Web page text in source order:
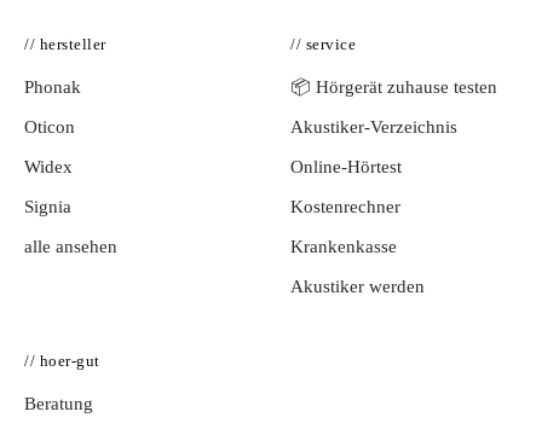
// hersteller
Phonak
Oticon
Widex
Signia
alle ansehen
// service
📦 Hörgerät zuhause testen
Akustiker-Verzeichnis
Online-Hörtest
Kostenrechner
Krankenkasse
Akustiker werden
// hoer-gut
Beratung